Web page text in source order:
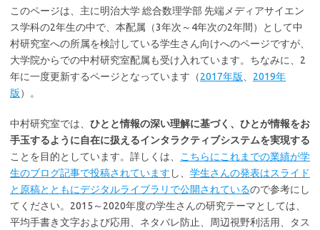
このページは、主に明治大学 総合数理学部 先端メディアサイエン
ス学科の2年生の中で、本配属（3年次～4年次の2年間）として中
村研究室への所属を検討している学生さん向けへのページですが、
大学院からでの中村研究室配属も受け入れています。ちなみに、2
年に一度更新するページとなっています（2017年版
2019年
版）。
中村研究室では、 ひとと情報の深い理解に基づく、ひとが情報をお
手玉するように自在に扱えるインタラクティブシステムを実現する
ことを目的としています。詳しくは、
こちらにこれまでの業績が学
生のブログ記事で投稿されています し、 学生さんの発表はスライド
と原稿とともにデジタルライブラリで公開されているので参考にし
てください。2015～2020年度の学生さんの研究テーマとしては、
平均手書き文字および応用、ネタバレ防止、周辺視野利活用、タス